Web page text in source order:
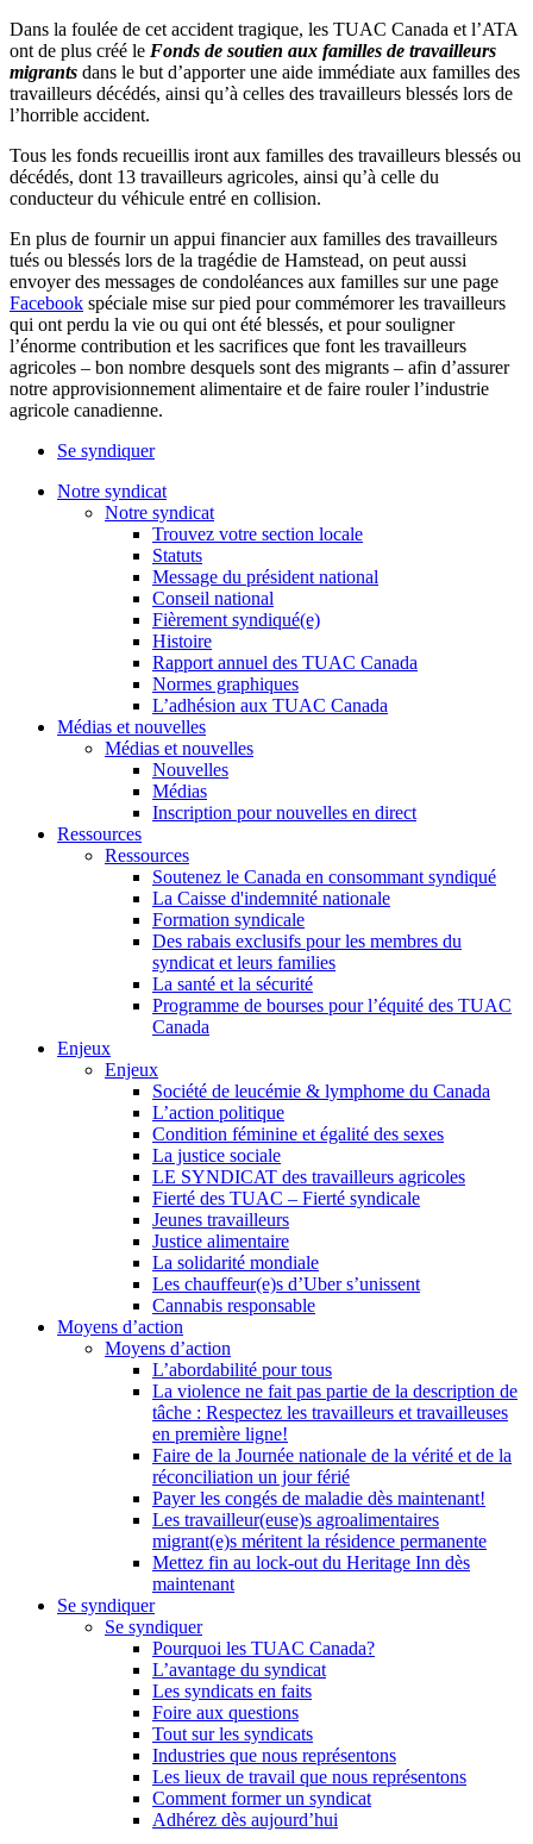
Dans la foulée de cet accident tragique, les TUAC Canada et l’ATA
ont de plus créé le Fonds de soutien aux familles de travailleurs
migrants dans le but d’apporter une aide immédiate aux familles des
travailleurs décédés, ainsi qu’à celles des travailleurs blessés lors de
l’horrible accident.
Tous les fonds recueillis iront aux familles des travailleurs blessés ou
décédés, dont 13 travailleurs agricoles, ainsi qu’à celle du
conducteur du véhicule entré en collision.
En plus de fournir un appui financier aux familles des travailleurs
tués ou blessés lors de la tragédie de Hamstead, on peut aussi
envoyer des messages de condoléances aux familles sur une page
Facebook spéciale mise sur pied pour commémorer les travailleurs
qui ont perdu la vie ou qui ont été blessés, et pour souligner
l’énorme contribution et les sacrifices que font les travailleurs
agricoles – bon nombre desquels sont des migrants – afin d’assurer
notre approvisionnement alimentaire et de faire rouler l’industrie
agricole canadienne.
Se syndiquer
Notre syndicat
Notre syndicat
Trouvez votre section locale
Statuts
Message du président national
Conseil national
Fièrement syndiqué(e)
Histoire
Rapport annuel des TUAC Canada
Normes graphiques
L’adhésion aux TUAC Canada
Médias et nouvelles
Médias et nouvelles
Nouvelles
Médias
Inscription pour nouvelles en direct
Ressources
Ressources
Soutenez le Canada en consommant syndiqué
La Caisse d'indemnité nationale
Formation syndicale
Des rabais exclusifs pour les membres du
syndicat et leurs families
La santé et la sécurité
Programme de bourses pour l’équité des TUAC
Canada
Enjeux
Enjeux
Société de leucémie & lymphome du Canada
L’action politique
Condition féminine et égalité des sexes
La justice sociale
LE SYNDICAT des travailleurs agricoles
Fierté des TUAC – Fierté syndicale
Jeunes travailleurs
Justice alimentaire
La solidarité mondiale
Les chauffeur(e)s d’Uber s’unissent
Cannabis responsable
Moyens d’action
Moyens d’action
L’abordabilité pour tous
La violence ne fait pas partie de la description de
tâche : Respectez les travailleurs et travailleuses
en première ligne!
Faire de la Journée nationale de la vérité et de la
réconciliation un jour férié
Payer les congés de maladie dès maintenant!
Les travailleur(euse)s agroalimentaires
migrant(e)s méritent la résidence permanente
Mettez fin au lock-out du Heritage Inn dès
maintenant
Se syndiquer
Se syndiquer
Pourquoi les TUAC Canada?
L’avantage du syndicat
Les syndicats en faits
Foire aux questions
Tout sur les syndicats
Industries que nous représentons
Les lieux de travail que nous représentons
Comment former un syndicat
Adhérez dès aujourd’hui